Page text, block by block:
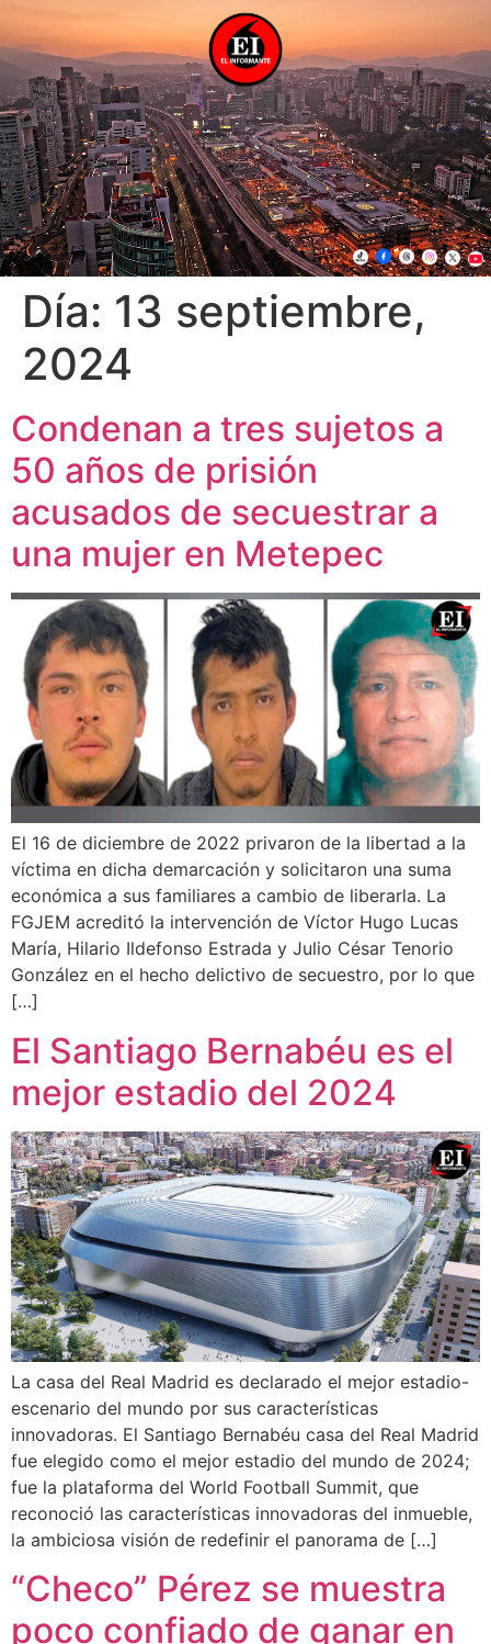
Día: 13 septiembre,
2024
Condenan a tres sujetos a
50 años de prisión
acusados de secuestrar a
una mujer en Metepec
El 16 de diciembre de 2022 privaron de la libertad a la
víctima en dicha demarcación y solicitaron una suma
económica a sus familiares a cambio de liberarla. La
FGJEM acreditó la intervención de Víctor Hugo Lucas
María, Hilario Ildefonso Estrada y Julio César Tenorio
González en el hecho delictivo de secuestro, por lo que
[…]
El Santiago Bernabéu es el
mejor estadio del 2024
La casa del Real Madrid es declarado el mejor estadio-
escenario del mundo por sus características
innovadoras. El Santiago Bernabéu casa del Real Madrid
fue elegido como el mejor estadio del mundo de 2024;
fue la plataforma del World Football Summit, que
reconoció las características innovadoras del inmueble,
la ambiciosa visión de redefinir el panorama de […]
“Checo” Pérez se muestra
poco confiado de ganar en